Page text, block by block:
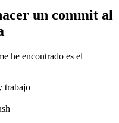
un commit al
he encontrado es el
trabajo